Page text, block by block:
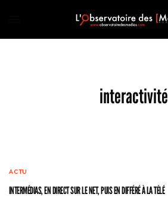
interactivité
ACTU
INTERMÉDIAS, EN DIRECT SUR LE NET, PUIS EN DIFFÉRÉ À LA TÉLÉ